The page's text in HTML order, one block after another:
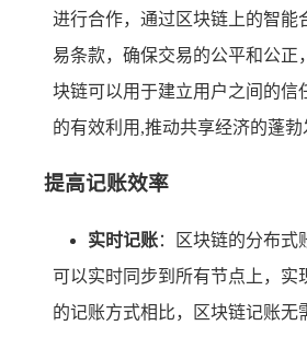
进行合作，通过区块链上的智能
易条款，确保交易的公平和公正
块链可以用于建立用户之间的信
的有效利用,推动共享经济的蓬勃
提高记账效率
实时记账：区块链的分布式
可以实时同步到所有节点上，实
的记账方式相比，区块链记账无